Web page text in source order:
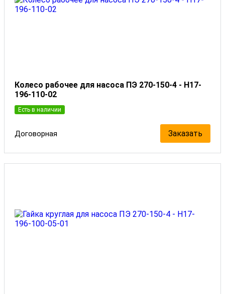
Колесо рабочее для насоса ПЭ 270-150-4 - Н17-
196-110-02
Есть в наличии
Договорная Заказать